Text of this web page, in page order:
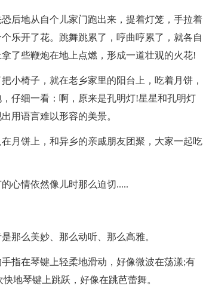
后地从自个儿家门跑出来，提着灯笼，手拉着
乐开了花。跳舞跳累了，哼曲哼累了，就各自
了些鞭炮在地上点燃，形成一道壮观的火花!
小椅子，就在老乡家里的阳台上，吃着月饼，
仔细一看：啊，原来是孔明灯!星星和孔明灯
用语言难以形容的美景。
月饼上，和异乡的亲戚朋友团聚，大家一起吃
心情依然像儿时那么迫切.....
那么美妙、那么动听、那么高雅。
指在琴键上轻柔地滑动，好像微波在荡漾;有
地琴键上跳跃，好像在跳芭蕾舞。